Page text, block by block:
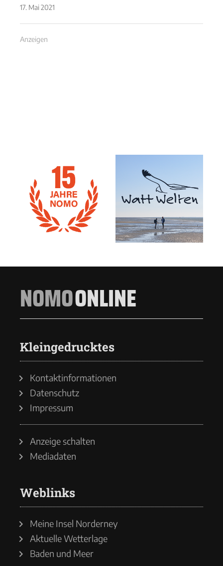
17. Mai 2021
Anzeigen
NOMOONLINE
Kleingedrucktes
Kontaktinformationen
Datenschutz
Impressum
Anzeige schalten
Mediadaten
Weblinks
Meine Insel Norderney
Aktuelle Wetterlage
Baden und Meer